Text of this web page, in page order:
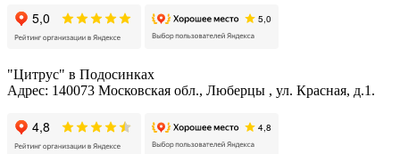
"Цитрус" в Подосинках
Адрес: 140073 Московская обл., Люберцы , ул. Красная, д.1.